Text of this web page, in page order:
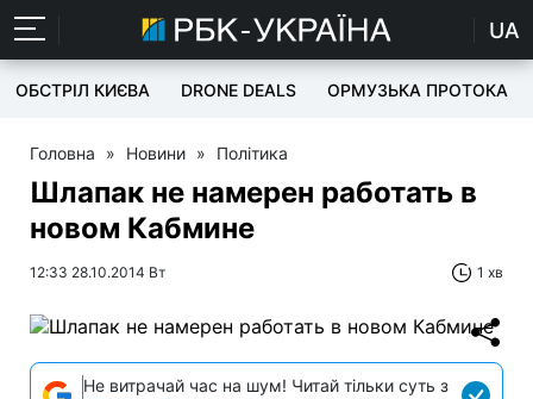
UA
ОБСТРІЛ КИЄВА DRONE DEALS ОРМУЗЬКА ПРОТОКА
Головна » Новини » Політика
Шлапак не намерен работать в
новом Кабмине
12:33 28.10.2014 Вт 1 хв
Не витрачай час на шум! Читай тільки суть з